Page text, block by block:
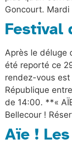
Goncourt.
Festival
Après le déluge
été reporté ce
rendez-vous
République
de 14:00. **«
Bellecour !
Aïe !